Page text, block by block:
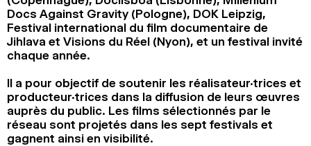
Docs Against Gravity (Pologne), DOK Leipzig,
Festival international du film documentaire de
Jihlava et Visions du Réel (Nyon), et un festival invité
chaque année.
Il a pour objectif de soutenir les réalisateur·trices et
producteur·trices dans la diffusion de leurs œuvres
auprès du public. Les films sélectionnés par le
réseau sont projetés dans les sept festivals et
gagnent ainsi en visibilité.